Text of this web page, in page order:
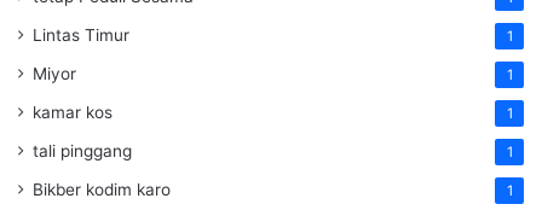
Lintas Timur 1
Miyor 1
kamar kos 1
tali pinggang 1
Bikber kodim karo 1